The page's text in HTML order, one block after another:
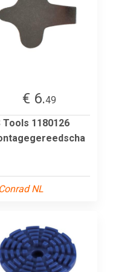
€ 6.49
Tools 1180126
Conrad NL